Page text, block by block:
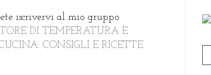
iscrivervi al mio gruppo
DI TEMPERATURA E
CONSIGLI E RICETTE